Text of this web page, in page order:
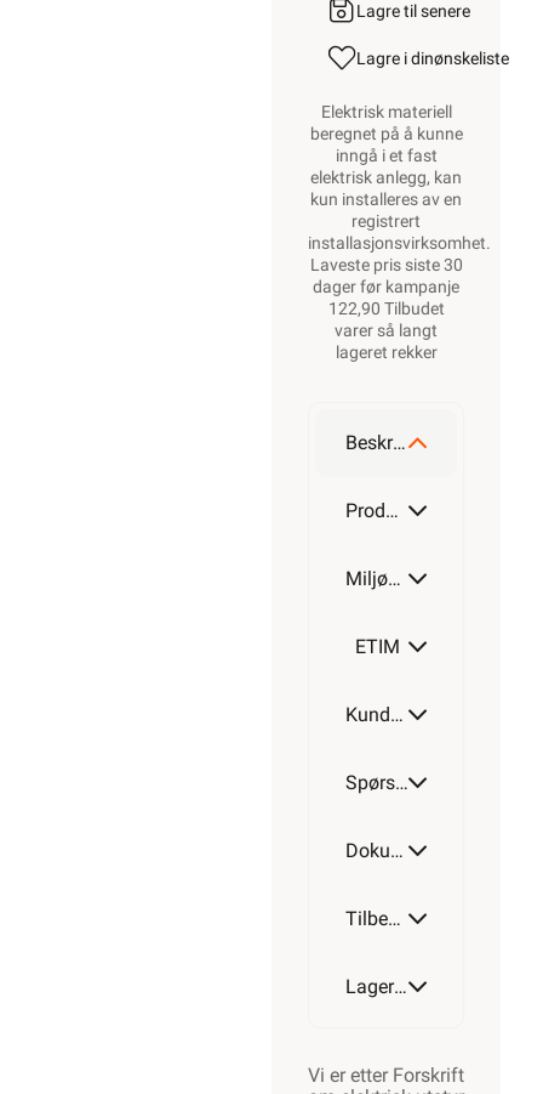
Lagre til senere
Lagre i dinønskeliste
Elektrisk materiell
beregnet på å kunne
inngå i et fast
elektrisk anlegg, kan
kun installeres av en
registrert
installasjonsvirksomhet.
Laveste pris siste 30
dager før kampanje
122,90 Tilbudet
varer så langt
lageret rekker
Beskrivelse
Produktdetaljer
Miljøparametere
ETIM
Kundeomtale
Spørsmål og svar
Dokumentasjon
Tilbehør
Lagerstatus
Vi er etter Forskrift